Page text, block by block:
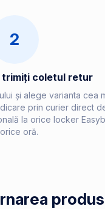
2
trimiți coletul retur
și alege varianta cea
prin curier direct
la orice locker
oră.